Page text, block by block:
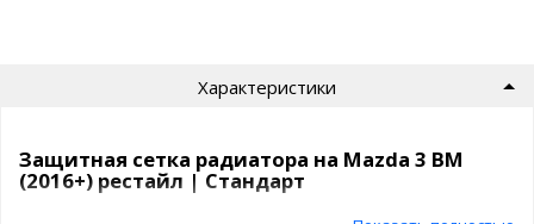
Характеристики
Защитная сетка радиатора на Mazda 3 BM
(2016+) рестайл | Стандарт